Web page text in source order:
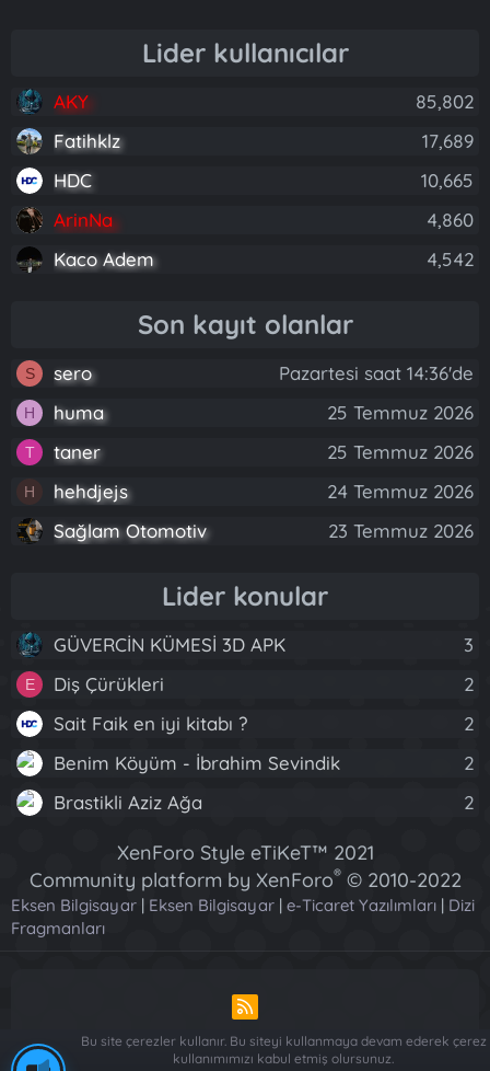
Lider kullanıcılar
AKY
85,802
Fatihklz
17,689
HDC
10,665
ArinNa
4,860
Kaco Adem
4,542
Son kayıt olanlar
S sero Pazartesi saat 14:36'de
H huma 25 Temmuz 2026
T taner 25 Temmuz 2026
H hehdjejs
24 Temmuz 2026
Sağlam Otomotiv
23 Temmuz 2026
Lider konular
GÜVERCİN KÜMESİ 3D APK 3
E Diş Çürükleri
2
Sait Faik en iyi kitabı ?
2
Benim Köyüm - İbrahim Sevindik
2
Brastikli Aziz Ağa
2
XenForo Style eTiKeT™ 2021
Community platform by XenForo® © 2010-2022
XenForo Ltd.
[XGT] Forum statistics system
Eksen Bilgisayar | Eksen Bilgisayar | e-Ticaret Yazılımları | Dizi
Fragmanları
R
S
Piese Auto Dacia Arges-Piese Auto Dacia Arges-Renault ve
Bu site çerezler kullanır. Bu siteyi kullanmaya devam ederek çerez
kullanımımızı kabul etmiş olursunuz.